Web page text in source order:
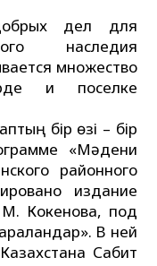
дел для
наследия
множество
и поселке
бiр өзi – бiр
«Мәдени
районного
издание
Кокенова, под
В ней
Сабит